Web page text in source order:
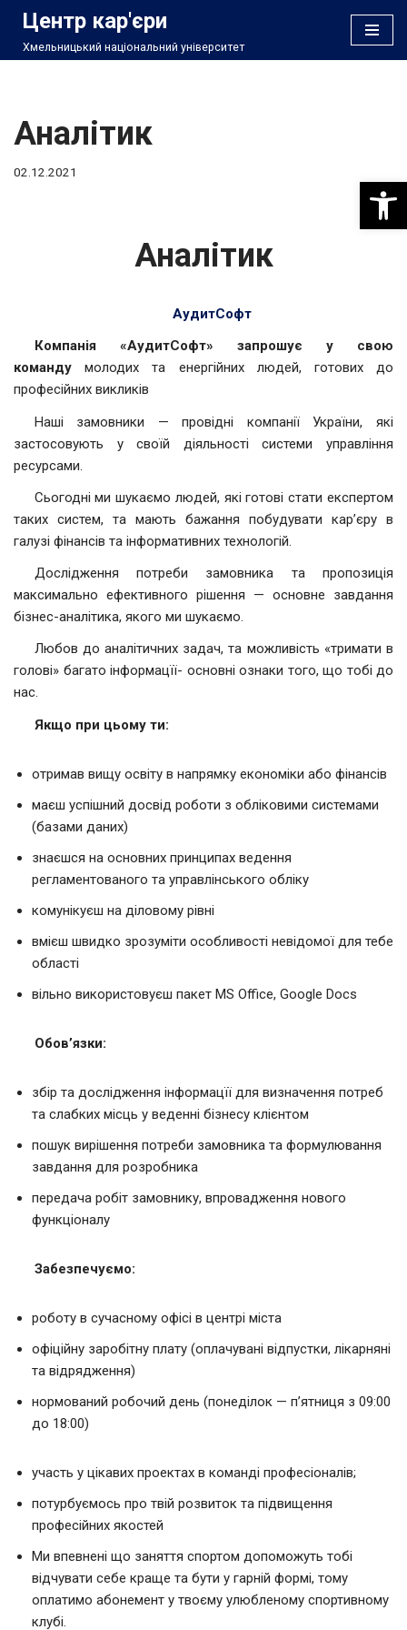
Перейти
Центр кар'єри
Хмельницький національний університет
Аналітик
02.12.2021
Аналітик
АудитСофт
Компанія «АудитСофт» запрошує у свою
командумолодих та енергійних людей, готових до
професійних викликів
Наші замовники — провідні компанії України, які
застосовують у своїй діяльності системи управління
ресурсами.
Сьогодні ми шукаємо людей, які готові стати експертом
таких систем, та мають бажання побудувати кар’єру в
галузі фінансів та інформативних технологій.
Дослідження потреби замовника та пропозиція
максимально ефективного рішення — основне завдання
бізнес-аналітика, якого ми шукаємо.
Любов до аналітичних задач, та можливість «тримати в
голові» багато інформацїї- основні ознаки того, що тобі до
нас.
Якщо при цьому ти:
отримав вищу освіту в напрямку економіки або фінансів
маєш успішний досвід роботи з обліковими системами
(базами даних)
знаєшся на основних принципах ведення
регламентованого та управлінського обліку
комунікуєш на діловому рівні
вмієш швидко зрозуміти особливості невідомої для тебе
області
вільно використовуєш пакет MS Office, Google Docs
Обов’язки:
збір та дослідження інформацїї для визначення потреб
та слабких місць у веденні бізнесу клієнтом
пошук вирішення потреби замовника та формулювання
завдання для розробника
передача робіт замовнику, впровадження нового
функціоналу
Забезпечуємо:
роботу в сучасному офісі в центрі міста
офіційну заробітну плату (оплачувані відпустки, лікарняні
та відрядження)
нормований робочий день (понеділок — п’ятниця з 09:00
до 18:00)
участь у цікавих проектах в команді професіоналів;
потурбуємось про твій розвиток та підвищення
професійних якостей
Ми впевнені що заняття спортом допоможуть тобі
відчувати себе краще та бути у гарній формі, тому
оплатимо абонемент у твоєму улюбленому спортивному
клубі.